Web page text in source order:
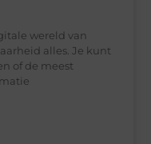
wereld van
alles. Je kunt
of de meest